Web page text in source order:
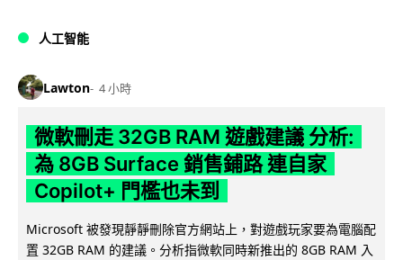
人工智能
Lawton 4 小時
微軟刪走 32GB RAM 遊戲建議 分析:
為 8GB Surface 銷售鋪路 連自家
Copilot+ 門檻也未到
Microsoft 被發現靜靜刪除官方網站上，對遊戲玩家要為電腦配
置 32GB RAM 的建議。分析指微軟同時新推出的 8GB RAM 入